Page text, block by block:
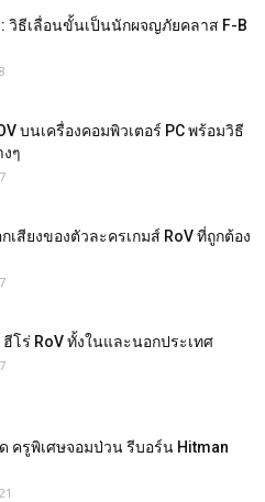
: วิธีเลื่อนขั้นเป็นนักผจญภัยคลาส F-B
บนเครื่องคอมพิวเตอร์ PC พร้อมวิธี
ๆ
เสียงของตัวละครเกมส์ RoV ที่ถูกต้อง
โร่ RoV ทั้งในและนอกประเทศ
ครูพิเศษจอมป่วน รีบอร์น Hitman